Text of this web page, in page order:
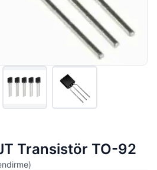
Transistör TO-92
)